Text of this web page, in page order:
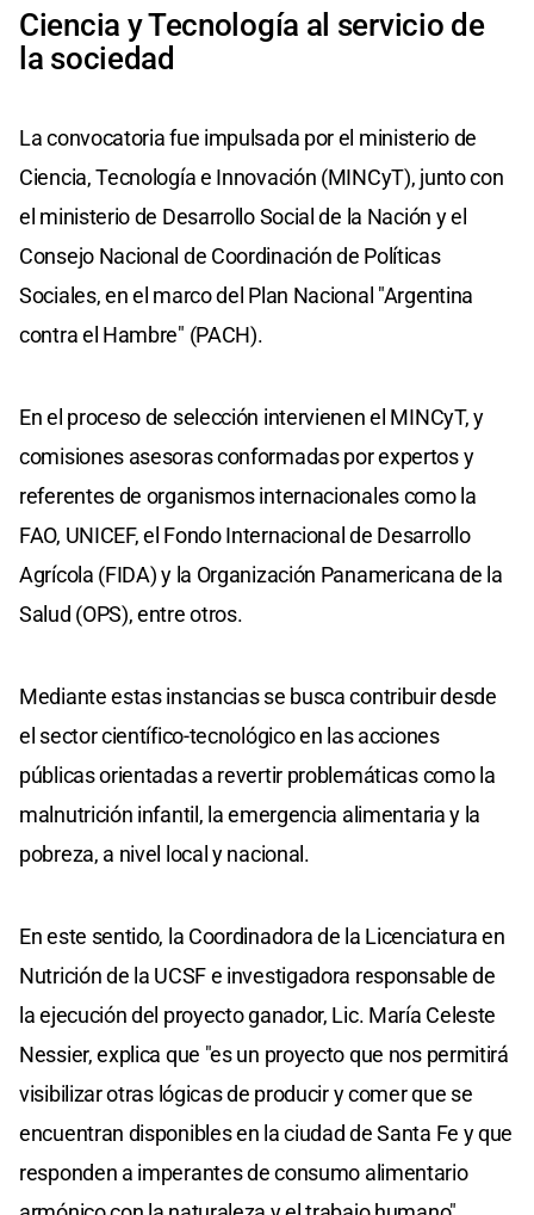
Ciencia y Tecnología al servicio de
la sociedad
La convocatoria fue impulsada por el ministerio de
Ciencia, Tecnología e Innovación (MINCyT), junto con
el ministerio de Desarrollo Social de la Nación y el
Consejo Nacional de Coordinación de Políticas
Sociales, en el marco del Plan Nacional "Argentina
contra el Hambre" (PACH).
En el proceso de selección intervienen el MINCyT, y
comisiones asesoras conformadas por expertos y
referentes de organismos internacionales como la
FAO, UNICEF, el Fondo Internacional de Desarrollo
Agrícola (FIDA) y la Organización Panamericana de la
Salud (OPS), entre otros.
Mediante estas instancias se busca contribuir desde
el sector científico-tecnológico en las acciones
públicas orientadas a revertir problemáticas como la
malnutrición infantil, la emergencia alimentaria y la
pobreza, a nivel local y nacional.
En este sentido, la Coordinadora de la Licenciatura en
Nutrición de la UCSF e investigadora responsable de
la ejecución del proyecto ganador, Lic. María Celeste
Nessier, explica que "es un proyecto que nos permitirá
visibilizar otras lógicas de producir y comer que se
encuentran disponibles en la ciudad de Santa Fe y que
responden a imperantes de consumo alimentario